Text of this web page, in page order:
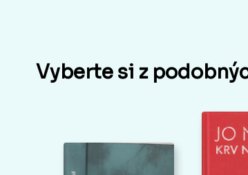
Vyberte si z